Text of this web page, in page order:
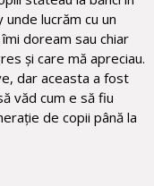
lucrăm cu un
doream sau chiar
și care mă apreciau.
dar aceasta a fost
văd cum e să fiu
de copii până la